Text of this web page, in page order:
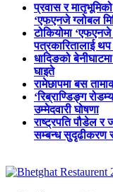
प्रवास र
‘एफएनजे ग्लोबल
टोकियोमा
पत्रकारितालाई
धादिङको
घाइते
रामेछापमा बस
‘रिब्राण्डिङ्ग
उम्मेदवारी घोषणा
राष्ट्रपति पौडेल र
सम्बन्ध सुदृढीकरण